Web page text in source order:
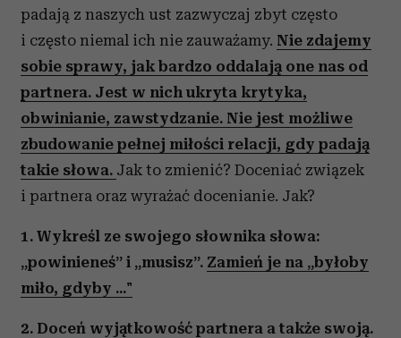
padają z naszych ust zazwyczaj zbyt często
i często niemal ich nie zauważamy. Nie zdajemy
sobie sprawy, jak bardzo oddalają one nas od
partnera. Jest w nich ukryta krytyka,
obwinianie, zawstydzanie. Nie jest możliwe
zbudowanie pełnej miłości relacji, gdy padają
takie słowa. Jak to zmienić? Doceniać związek
i partnera oraz wyrażać docenianie. Jak?
1. Wykreśl ze swojego słownika słowa:
„powinieneś” i „musisz”. Zamień je na „byłoby
miło, gdyby ..."
2. Doceń wyjątkowość partnera a także swoją.